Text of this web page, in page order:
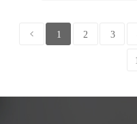
1 2 3